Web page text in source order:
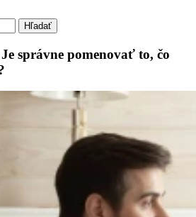
Hľadať
správne pomenovať to, čo